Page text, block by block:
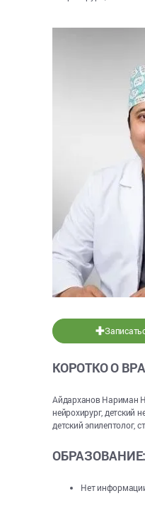
КОРОТКО О
Айдарханов Нариман
нейрохирург, детский
детский эпилептолог,
ОБРАЗОВАНИЕ:
Нет